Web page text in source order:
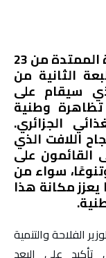
تحتضن الجزائر العاصمة خلال الفترة الممتدة من 23
الطبعة الثانية من
سيقام على
وطنية
الجزائري.
اللافت الذي
القائمون على
سواء من
مكانة هذا
الفلاحة والتنمية